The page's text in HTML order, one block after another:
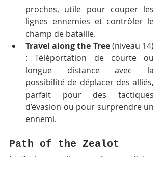
proches, utile pour couper les
lignes ennemies et contrôler le
champ de bataille.
Travel along the Tree (niveau 14)
: Téléportation de courte ou
longue distance avec la
possibilité de déplacer des alliés,
parfait pour des tactiques
d’évasion ou pour surprendre un
ennemi.
Path of the Zealot
Le Zealot canalise une ferveur divine